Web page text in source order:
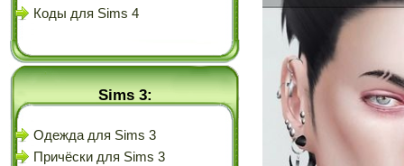
Коды для Sims 4
Sims 3:
Одежда для Sims 3
Причёски для Sims 3